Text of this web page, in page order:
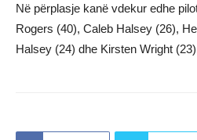
Në përplasje kanë vdekur edhe
Rogers (40), Caleb Halsey (26),
Halsey (24) dhe Kirsten Wright